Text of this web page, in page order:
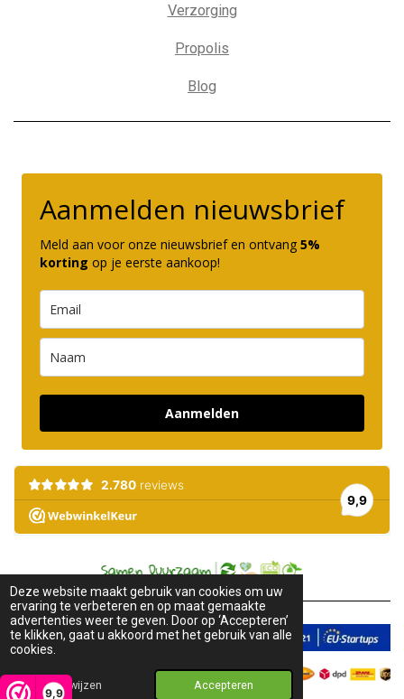
Deze website maakt gebruik van cookies om uw
ervaring te verbeteren en op maat gemaakte
advertenties weer te geven. Door op ‘Accepteren’
te klikken, gaat u akkoord met het gebruik van alle
cookies.
Afwijzen Accepteren
9,9
Verzorging
Propolis
Blog
Aanmelden nieuwsbrief
Meld aan voor onze nieuwsbrief en ontvang 5%
korting op je eerste aankoop!
Aanmelden